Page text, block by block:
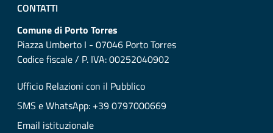
CONTATTI
Comune di Porto Torres
Piazza Umberto I - 07046 Porto Torres
Codice fiscale / P. IVA: 00252040902
Ufficio Relazioni con il Pubblico
SMS e WhatsApp: +39 0797000669
Email istituzionale